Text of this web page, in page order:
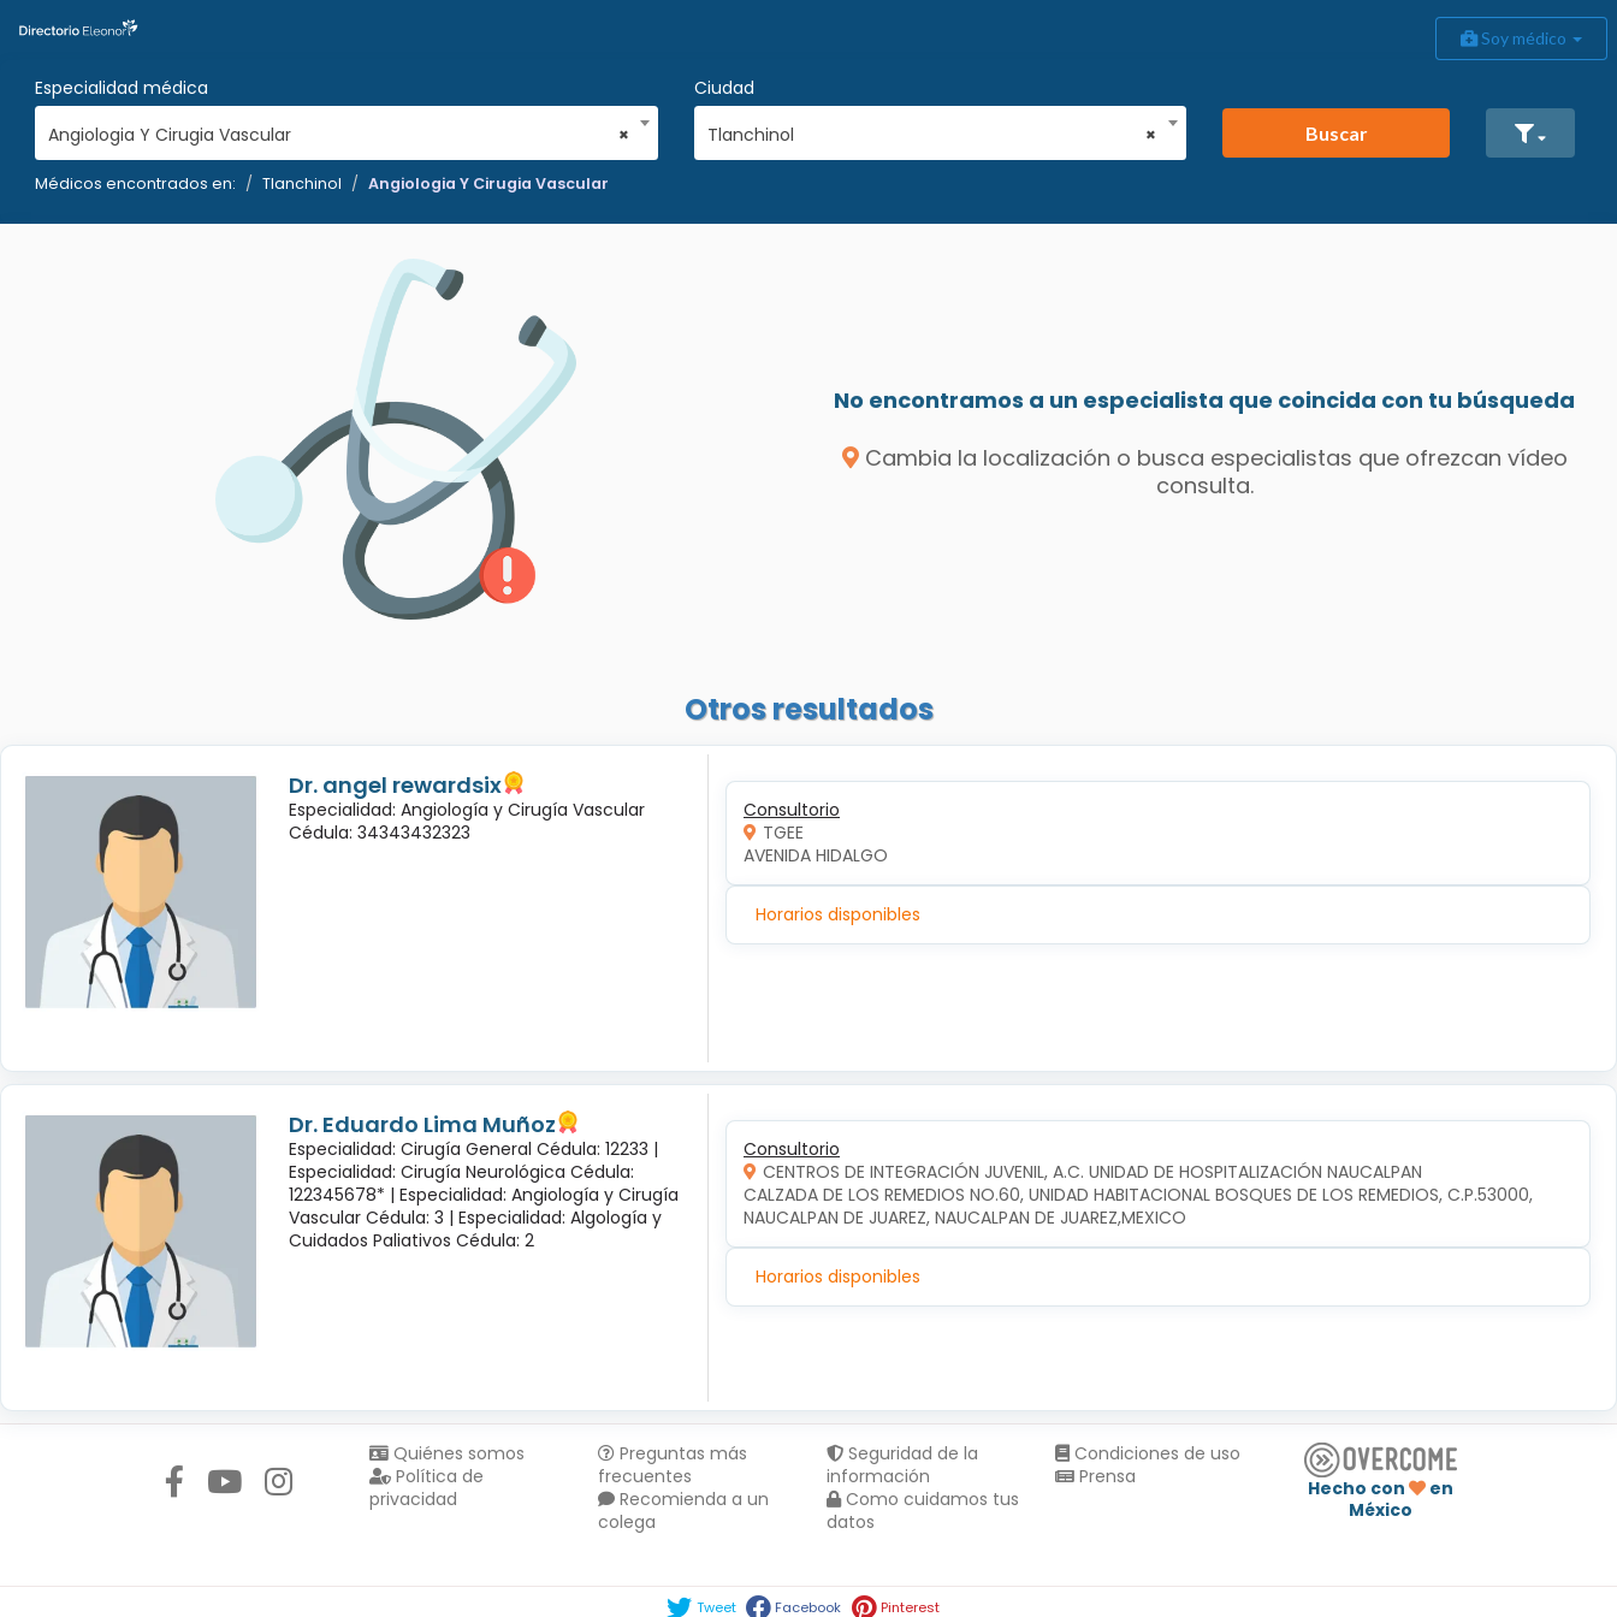
Soy médico
Especialidad médica
×
Angiologia Y Cirugia Vascular
Ciudad
×
Tlanchinol Buscar
Médicos encontrados en: Tlanchinol Angiologia Y Cirugia Vascular
No encontramos a un especialista que coincida con tu búsqueda
Cambia la localización o busca especialistas que ofrezcan vídeo
consulta.
Otros resultados
Dr. angel rewardsix
Especialidad: Angiología y Cirugía Vascular
Cédula: 34343432323
Consultorio
TGEE
AVENIDA HIDALGO
Horarios disponibles
Dr. Eduardo Lima Muñoz
Especialidad: Cirugía General Cédula: 12233 |
Especialidad: Cirugía Neurológica Cédula:
122345678* | Especialidad: Angiología y Cirugía
Vascular Cédula: 3 | Especialidad: Algología y
Cuidados Paliativos Cédula: 2
Consultorio
CENTROS DE INTEGRACIÓN JUVENIL, A.C. UNIDAD DE HOSPITALIZACIÓN NAUCALPAN
CALZADA DE LOS REMEDIOS NO.60, UNIDAD HABITACIONAL BOSQUES DE LOS REMEDIOS, C.P.53000,
NAUCALPAN DE JUAREZ, NAUCALPAN DE JUAREZ,MEXICO
Horarios disponibles
Quiénes somos
Política de
privacidad
Preguntas más
frecuentes
Recomienda a un
colega
Seguridad de la
información
Como cuidamos tus
datos
Condiciones de uso
Prensa
Hecho con
en
México
Tweet Facebook Pinterest